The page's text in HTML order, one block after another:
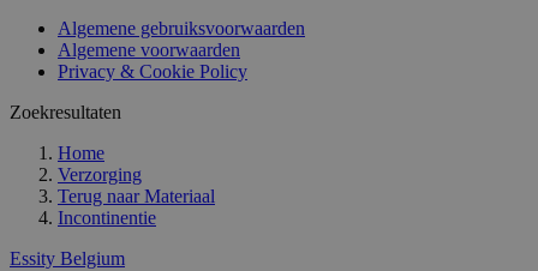
Algemene gebruiksvoorwaarden
Algemene voorwaarden
Privacy & Cookie Policy
Zoekresultaten
Home
Verzorging
Terug naar Materiaal
Incontinentie
Essity Belgium